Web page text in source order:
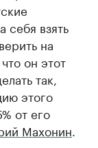
себя взять
на
он этот
так,
этого
от его
Махонин.